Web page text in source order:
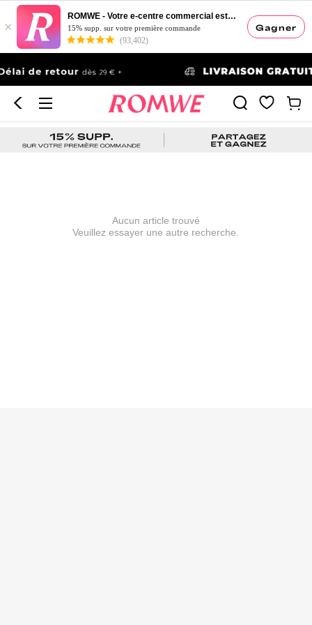
Gagner
×
ROMWE - Votre e-centre commercial esthétique
15% supp. sur votre première commande
(93,402)
Aucun article trouvé
Veuillez essayer une autre recherche.